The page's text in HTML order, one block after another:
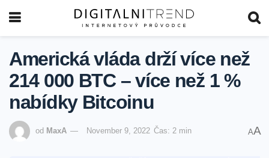
Americká vláda drží více než
214 000 BTC – více než 1 %
nabídky Bitcoinu
od MaxA November 9, 2022 Čas: 2 min AA